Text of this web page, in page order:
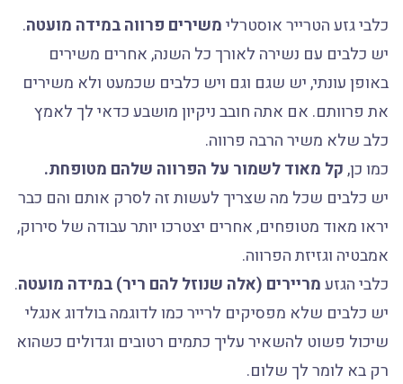
כלבי גזע הטרייר אוסטרלימשירים פרווה במידה מועטה.
יש כלבים עם נשירה לאורך כל השנה, אחרים משירים
באופן עונתי, יש שגם וגם ויש כלבים שכמעט ולא משירים
את פרוותם. אם אתה חובב ניקיון מושבע כדאי לך לאמץ
כלב שלא משיר הרבה פרווה.
כמו כן,קל מאוד לשמור על הפרווה שלהם מטופחת.
יש כלבים שכל מה שצריך לעשות זה לסרק אותם והם כבר
יראו מאוד מטופחים, אחרים יצטרכו יותר עבודה של סירוק,
אמבטיה וגזיזת הפרווה.
כלבי הגזעמריירים (אלה שנוזל להם ריר) במידה מועטה.
יש כלבים שלא מפסיקים לרייר כמו לדוגמה בולדוג אנגלי
שיכול פשוט להשאיר עליך כתמים רטובים וגדולים כשהוא
רק בא לומר לך שלום.